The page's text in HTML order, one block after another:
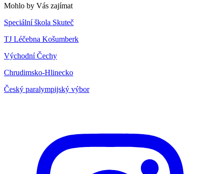
Mohlo by Vás zajímat
Speciální škola Skuteč
TJ Léčebna Košumberk
Východní Čechy
Chrudimsko-Hlinecko
Český paralympijský výbor